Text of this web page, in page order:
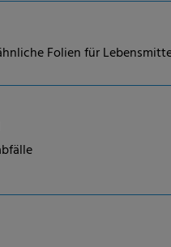
Folien für